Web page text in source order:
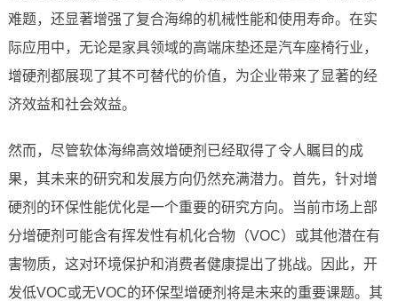
难题，还显著增强了复合海绵的机械性能和使用寿命。在实
际应用中，无论是家具领域的高端床垫还是汽车座椅行业，
增硬剂都展现了其不可替代的价值，为企业带来了显著的经
济效益和社会效益。
然而，尽管软体海绵高效增硬剂已经取得了令人瞩目的成
果，其未来的研究和发展方向仍然充满潜力。首先，针对增
硬剂的环保性能优化是一个重要的研究方向。当前市场上部
分增硬剂可能含有挥发性有机化合物（VOC）或其他潜在有
害物质，这对环境保护和消费者健康提出了挑战。因此，开
发低VOC或无VOC的环保型增硬剂将是未来的重要课题。其